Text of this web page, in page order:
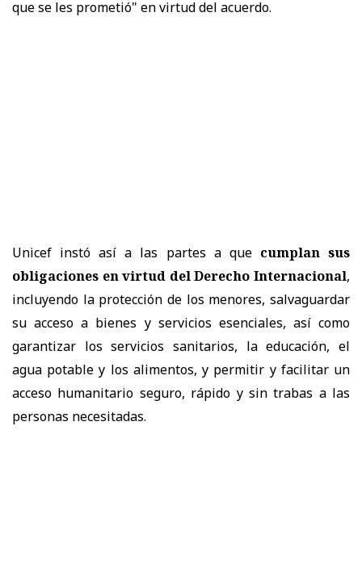
que se les prometió" en virtud del acuerdo.
Unicef instó así a las partes a que cumplan sus
obligaciones en virtud del Derecho Internacional,
incluyendo la protección de los menores, salvaguardar
su acceso a bienes y servicios esenciales, así como
garantizar los servicios sanitarios, la educación, el
agua potable y los alimentos, y permitir y facilitar un
acceso humanitario seguro, rápido y sin trabas a las
personas necesitadas.